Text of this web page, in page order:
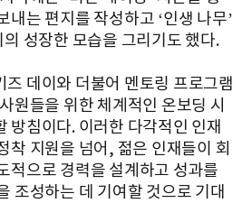
내는 편지를 작성하고 ‘인생 나무’
성장한 모습을 그리기도 했다.
즈 데이와 더불어 멘토링 프로그램
원들을 위한 체계적인 온보딩 시
방침이다. 이러한 다각적인 인재
착 지원을 넘어, 젊은 인재들이 회
적으로 경력을 설계하고 성과를
조성하는 데 기여할 것으로 기대